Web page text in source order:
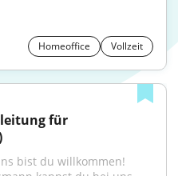
Homeoffice Vollzeit
für
bist du willkommen!